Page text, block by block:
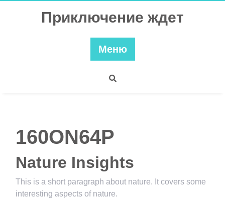
Приключение ждет
Меню
160ON64P
Nature Insights
This is a short paragraph about nature. It covers some
interesting aspects of nature.